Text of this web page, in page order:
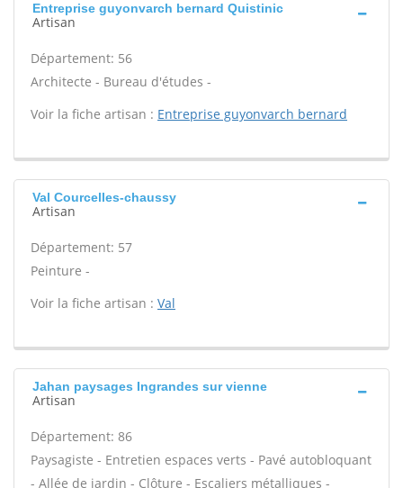
Entreprise guyonvarch bernard Quistinic
Artisan
Département: 56
Architecte - Bureau d'études -
Voir la fiche artisan : Entreprise guyonvarch bernard
Val Courcelles-chaussy
Artisan
Département: 57
Peinture -
Voir la fiche artisan : Val
Jahan paysages Ingrandes sur vienne
Artisan
Département: 86
Paysagiste - Entretien espaces verts - Pavé autobloquant
- Allée de jardin - Clôture - Escaliers métalliques -